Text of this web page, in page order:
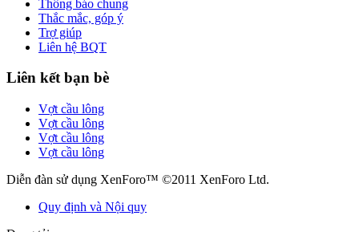
Thông báo chung
Thắc mắc, góp ý
Trợ giúp
Liên hệ BQT
Liên kết bạn bè
Vợt cầu lông
Vợt cầu lông
Vợt cầu lông
Vợt cầu lông
Diễn đàn sử dụng XenForo™ ©2011 XenForo Ltd.
Quy định và Nội quy